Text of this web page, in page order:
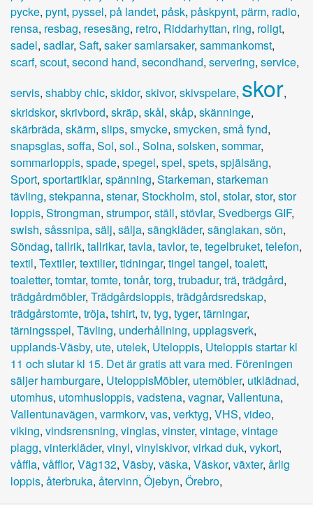
pycke, pynt, pyssel, på landet, påsk, påskpynt, pärm, radio,
rensa, resbag, resesäng, retro, Riddarhyttan, ring, roligt,
sadel, sadlar, Saft, saker samlarsaker, sammankomst,
scarf, scout, second hand, secondhand, servering, service,
servis, shabby chic, skidor, skivor, skivspelare, skor,
skridskor, skrivbord, skräp, skål, skåp, skänninge,
skärbräda, skärm, slips, smycke, smycken, små fynd,
snapsglas, soffa, Sol, sol., Solna, solsken, sommar,
sommarloppis, spade, spegel, spel, spets, spjälsäng,
Sport, sportartiklar, spänning, Starkeman, starkeman
tävling, stekpanna, stenar, Stockholm, stol, stolar, stor, stor
loppis, Strongman, strumpor, ställ, stövlar, Svedbergs GIF,
swish, såssnipa, sälj, sälja, sängkläder, sänglakan, sön,
Söndag, tallrik, tallrikar, tavla, tavlor, te, tegelbruket, telefon,
textil, Textiler, textilier, tidningar, tingel tangel, toalett,
toaletter, tomtar, tomte, tonår, torg, trubadur, trä, trädgård,
trädgårdmöbler, Trädgårdsloppis, trädgårdsredskap,
trädgårstomte, tröja, tshirt, tv, tyg, tyger, tärningar,
tärningsspel, Tävling, underhållning, upplagsverk,
upplands-Väsby, ute, utelek, Uteloppis, Uteloppis startar kl
11 och slutar kl 15. Det är gratis att vara med. Föreningen
säljer hamburgare, UteloppisMöbler, utemöbler, utklädnad,
utomhus, utomhusloppis, vadstena, vagnar, Vallentuna,
Vallentunavägen, varmkorv, vas, verktyg, VHS, video,
viking, vindsrensning, vinglas, vinster, vintage, vintage
plagg, vinterkläder, vinyl, vinylskivor, virkad duk, vykort,
våffla, våfflor, Väg132, Väsby, väska, Väskor, växter, årlig
loppis, återbruka, återvinn, Öjebyn, Örebro,